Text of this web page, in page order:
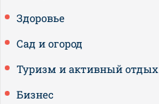
Здоровье
Сад и огород
Туризм и активный отдых
Бизнес